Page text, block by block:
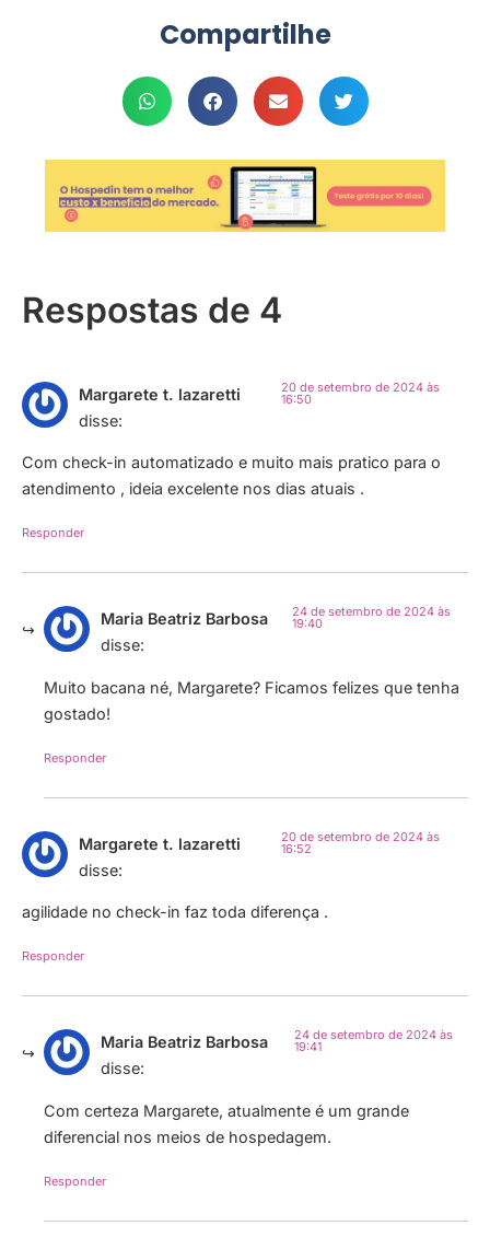
Compartilhe
Respostas de 4
Margarete t. lazaretti
disse:
20 de setembro de 2024 às
16:50
Com check-in automatizado e muito mais pratico para o
atendimento , ideia excelente nos dias atuais .
Responder
Maria Beatriz Barbosa
disse:
24 de setembro de 2024 às
19:40
Muito bacana né, Margarete? Ficamos felizes que tenha
gostado!
Responder
Margarete t. lazaretti
disse:
20 de setembro de 2024 às
16:52
agilidade no check-in faz toda diferença .
Responder
Maria Beatriz Barbosa
disse:
24 de setembro de 2024 às
19:41
Com certeza Margarete, atualmente é um grande
diferencial nos meios de hospedagem.
Responder